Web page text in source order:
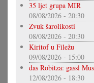
35 ljet grupa MIR
08/08/2026 - 20:30
Zvuk šarolikosti
08/08/2026 - 20:30
Kiritof u Filežu
09/08/2026 - 15:00
das Robitza: gassl
12/08/2026 - 18:30